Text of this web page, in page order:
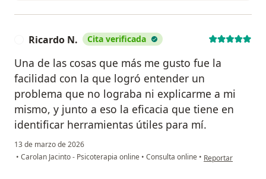
Ricardo N. Cita verificada
Una de las cosas que más me gusto fue la
facilidad con la que logró entender un
problema que no lograba ni explicarme a mi
mismo, y junto a eso la eficacia que tiene en
identificar herramientas útiles para mí.
13 de marzo de 2026
• Carolan Jacinto - Psicoterapia online • Consulta online • en opinión del
Reportar